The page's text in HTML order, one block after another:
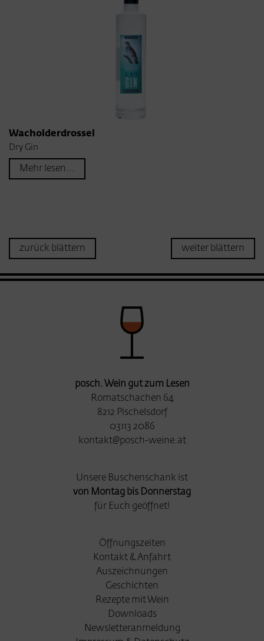
Wacholderdrossel
Dry Gin
Mehr lesen...
zurück blättern weiter blättern
posch. Wein gut zum Lesen
Romatschachen 64
8212 Pischelsdorf
03113 2086
kontakt@posch-weine.at
Unsere Buschenschank ist
von Montag bis Donnerstag
für Euch geöffnet!
Öffnungszeiten
Kontakt & Anfahrt
Auszeichnungen
Geschichten
Rezepte mit Wein
Downloads
Newsletteranmeldung